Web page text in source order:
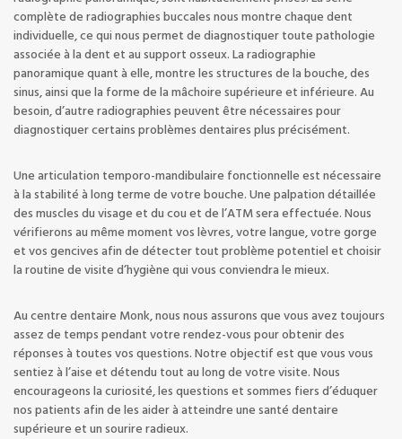
complète de radiographies buccales nous montre chaque dent
individuelle, ce qui nous permet de diagnostiquer toute pathologie
associée à la dent et au support osseux. La radiographie
panoramique quant à elle, montre les structures de la bouche, des
sinus, ainsi que la forme de la mâchoire supérieure et inférieure. Au
besoin, d’autre radiographies peuvent être nécessaires pour
diagnostiquer certains problèmes dentaires plus précisément.
Une articulation temporo-mandibulaire fonctionnelle est nécessaire
à la stabilité à long terme de votre bouche. Une palpation détaillée
des muscles du visage et du cou et de l’ATM sera effectuée. Nous
vérifierons au même moment vos lèvres, votre langue, votre gorge
et vos gencives afin de détecter tout problème potentiel et choisir
la routine de visite d’hygiène qui vous conviendra le mieux.
Au centre dentaire Monk, nous nous assurons que vous avez toujours
assez de temps pendant votre rendez-vous pour obtenir des
réponses à toutes vos questions. Notre objectif est que vous vous
sentiez à l’aise et détendu tout au long de votre visite. Nous
encourageons la curiosité, les questions et sommes fiers d’éduquer
nos patients afin de les aider à atteindre une santé dentaire
supérieure et un sourire radieux.